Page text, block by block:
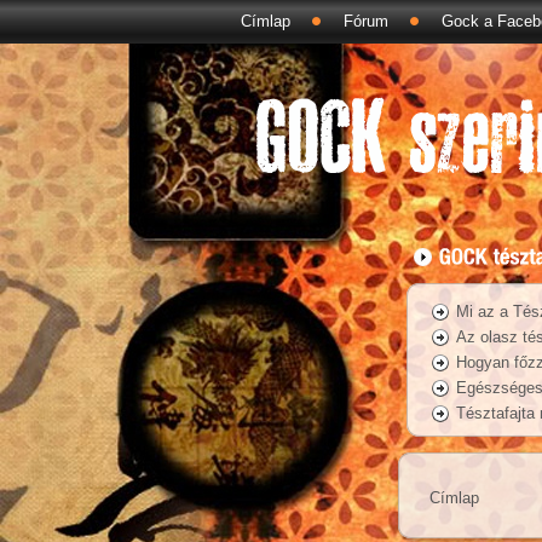
Címlap Fórum Gock a
Mi az a
Az olasz
Hogyan
Tésztafajta
Címlap